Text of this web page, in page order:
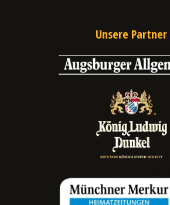
Unsere Partner